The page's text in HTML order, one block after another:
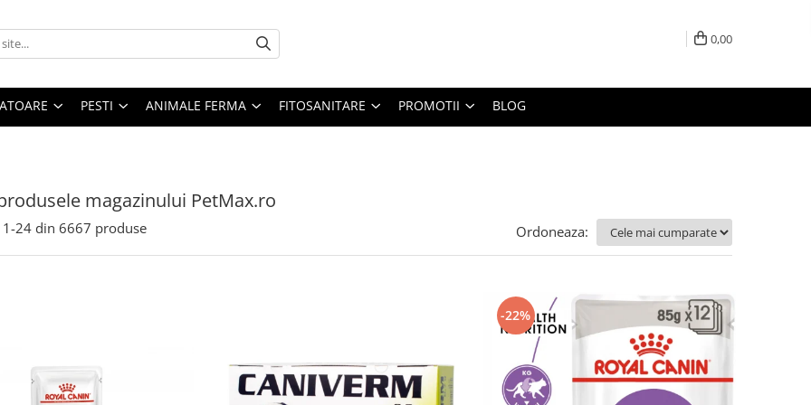
0,00
PESTI ANIMALE FERMA FITOSANITARE PROMOTII BLOG
magazinului PetMax.ro
1-24 din 6667 produse Ordoneaza:
-22%